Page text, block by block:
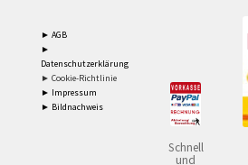
► AGB
►
Datenschutzerklärung
► Cookie-Richtlinie
► Impressum
► Bildnachweis
Schnell
und